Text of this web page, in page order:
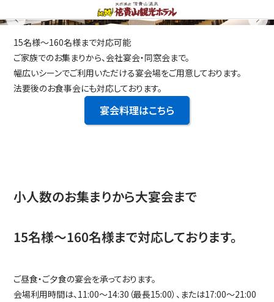
15名様～160名様まで対応可能
ご家族でのお集まりから、会社宴会・同窓会まで。
幅広いシーンでご利用いただける宴会場をご用意しております。
法要後のお食事会にも対応しております。
宴会料理はこちら
小人数のお集まりから大宴会まで
15名様～160名様まで対応しております。
ご昼食・ご夕食の宴会を承っております。
会場利用時間は、11:00～14:30（最長15:00）、または17:00～21:00